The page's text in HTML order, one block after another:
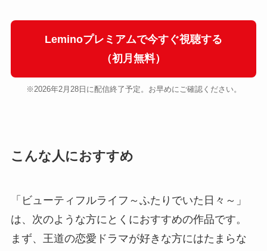
Leminoプレミアムで今すぐ視聴する
（初月無料）
※2026年2月28日に配信終了予定。お早めにご確認ください。
こんな人におすすめ
「ビューティフルライフ～ふたりでいた日々～」
は、次のような方にとくにおすすめの作品です。
まず、王道の恋愛ドラマが好きな方にはたまらな